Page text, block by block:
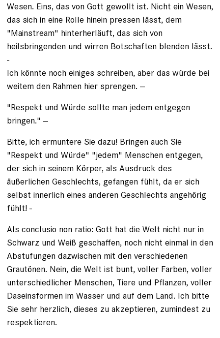
Wesen. Eins, das von Gott gewollt ist. Nicht ein Wesen,
das sich in eine Rolle hinein pressen lässt, dem
"Mainstream" hinterherläuft, das sich von
heilsbringenden und wirren Botschaften blenden lässt.
-
Ich könnte noch einiges schreiben, aber das würde bei
weitem den Rahmen hier sprengen. --
"Respekt und Würde sollte man jedem entgegen
bringen." --
Bitte, ich ermuntere Sie dazu! Bringen auch Sie
"Respekt und Würde" "jedem" Menschen entgegen,
der sich in seinem Körper, als Ausdruck des
äußerlichen Geschlechts, gefangen fühlt, da er sich
selbst innerlich eines anderen Geschlechts angehörig
fühlt! -
Als conclusio non ratio: Gott hat die Welt nicht nur in
Schwarz und Weiß geschaffen, noch nicht einmal in den
Abstufungen dazwischen mit den verschiedenen
Grautönen. Nein, die Welt ist bunt, voller Farben, voller
unterschiedlicher Menschen, Tiere und Pflanzen, voller
Daseinsformen im Wasser und auf dem Land. Ich bitte
Sie sehr herzlich, dieses zu akzeptieren, zumindest zu
respektieren.